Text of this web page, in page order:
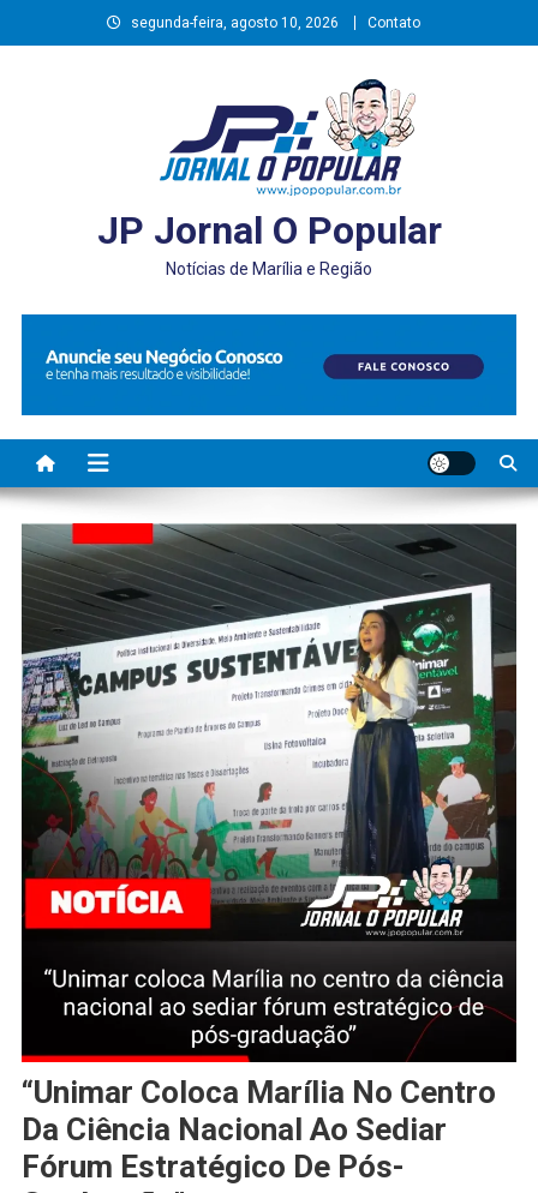
to
segunda-feira, agosto 10, 2026 Contato
JP Jornal O Popular
Notícias de Marília e Região
“Unimar Coloca Marília No Centro
Da Ciência Nacional Ao Sediar
Fórum Estratégico De Pós-